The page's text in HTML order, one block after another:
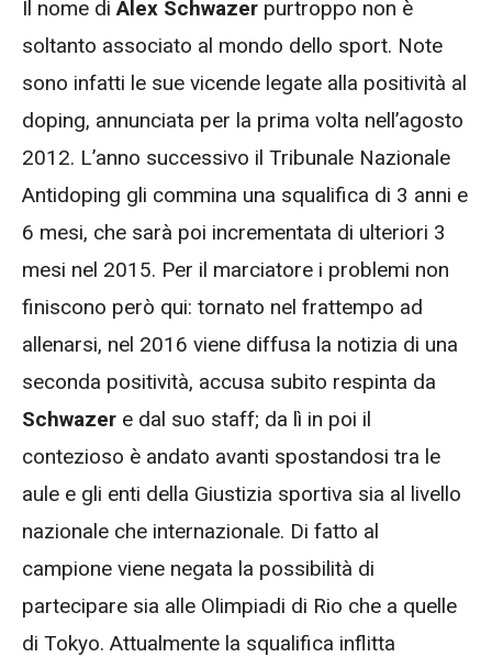
Il nome di Alex Schwazer purtroppo non è
soltanto associato al mondo dello sport. Note
sono infatti le sue vicende legate alla positività al
doping, annunciata per la prima volta nell’agosto
2012. L’anno successivo il Tribunale Nazionale
Antidoping gli commina una squalifica di 3 anni e
6 mesi, che sarà poi incrementata di ulteriori 3
mesi nel 2015. Per il marciatore i problemi non
finiscono però qui: tornato nel frattempo ad
allenarsi, nel 2016 viene diffusa la notizia di una
seconda positività, accusa subito respinta da
Schwazer e dal suo staff; da lì in poi il
contezioso è andato avanti spostandosi tra le
aule e gli enti della Giustizia sportiva sia al livello
nazionale che internazionale. Di fatto al
campione viene negata la possibilità di
partecipare sia alle Olimpiadi di Rio che a quelle
di Tokyo. Attualmente la squalifica inflitta